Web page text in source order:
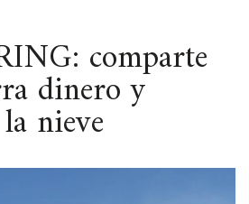
comparte
dinero y
nieve